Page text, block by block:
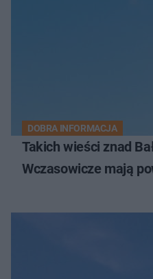
DOBRA INFORMACJA
Takich wieści znad
Wczasowicze mają